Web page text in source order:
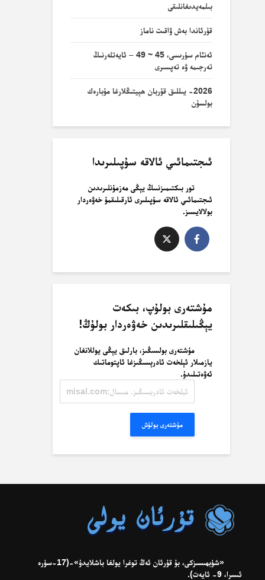
بىلمەيدىغانلىقى
قۇرئاندا بەش ۋاقىت ناماز
ئەنئام سۈرىسى، 45 ~ 49 – ئايەتلەرنىڭ
تەرجىمە ۋە تەپسىرى
2026- يىللىق قۇربان ھېيتىڭلارغا مۇبارەك
بولسۇن
ئىجتىمائىي ئالاقە سۇپىلىرىدا
تور بىكتىمىزنىىڭ يېڭى مەزمۇنلىرىدىن
ئىجتىمائىي ئالاقە سۇپىلىرى ئارقىلىقمۇ خەۋەردار
بولالايسىز.
مۇشتەرى بولۇپ، بىكەت
يېڭىلىقلىرىدىن خەۋەردار بولۇڭ!
مۇشتەرى بولسىڭىز، بارلىق يېڭى يوللانغان
يازمىلار ئېلخەت ئادرېسىڭىزغا ئاپتوماتىك
ئەۋەتىلىدۇ.
ئادرېسىڭىز.
مۇشتەرى بولۇش
«شۈبھىسىزكى، بۇ قۇرئان ئەڭ توغرا يولغا باشلايدۇ»-(17-سۈرە
ئىسرا، 9- ئايەت).